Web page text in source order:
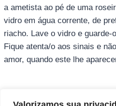
a ametista ao pé de uma
vidro em água corrente, de
riacho. Lave o vidro e
Fique atenta/o aos sinais e
amor, quando este lhe